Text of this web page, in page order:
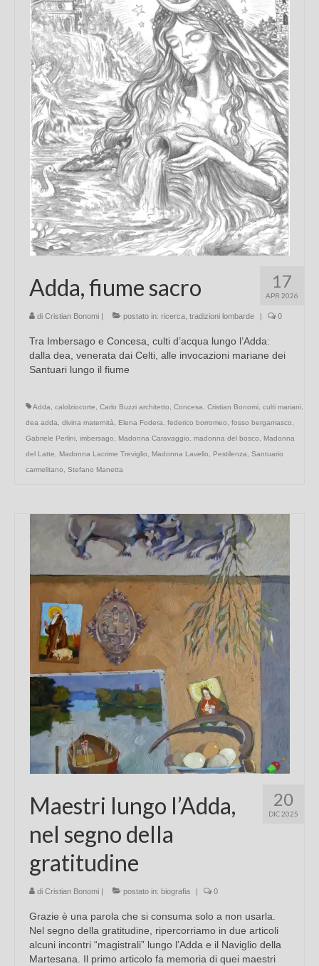
Chi sono
FAQ
Contatti
17
APR 2026
Adda, fiume sacro
di Cristian Bonomi | postato in: ricerca tradizioni lombarde | 0
Tra Imbersago e Concesa, culti d’acqua lungo l’Adda:
dalla dea, venerata dai Celti, alle invocazioni mariane dei
Santuari lungo il fiume
Adda calolziocorte Carlo Buzzi architetto Concesa Cristian Bonomi culti mariani
dea adda
divina maternità Elena Fodera federico borromeo fosso bergamasco
Gabriele Perlini imbersago Madonna Caravaggio madonna del bosco
Madonna
del Latte
Madonna Lacrime Treviglio Madonna Lavello Pestilenza
Santuario
carmelitano
Stefano Manetta
20
DIC 2025
Maestri lungo l’Adda,
nel segno della
gratitudine
di Cristian Bonomi | postato in: biografia | 0
Grazie è una parola che si consuma solo a non usarla.
Nel segno della gratitudine, ripercorriamo in due articoli
alcuni incontri “magistrali” lungo l’Adda e il Naviglio della
Martesana. Il primo articolo fa memoria di quei maestri